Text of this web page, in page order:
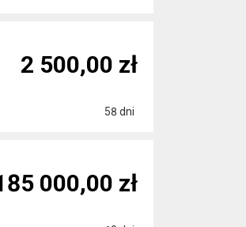
58 dni
2 500,00 zł
000,00 zł